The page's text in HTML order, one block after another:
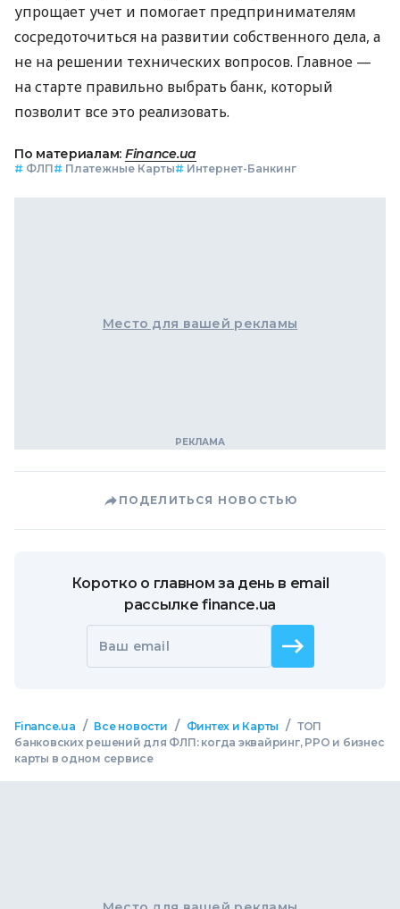
упрощает учет и помогает предпринимателям
сосредоточиться на развитии собственного дела, а
не на решении технических вопросов. Главное —
на старте правильно выбрать банк, который
позволит все это реализовать.
По материалам: Finance.ua
# ФЛП# Платежные Карты# Интернет-Банкинг
Место для вашей рекламы
ПОДЕЛИТЬСЯ НОВОСТЬЮ
Коротко о главном за день в email
рассылке finance.ua
Ваш email
Finance.ua / Все новости / Финтех и Карты / ТОП
банковских решений для ФЛП: когда эквайринг, РРО и бизнес
карты в одном сервисе